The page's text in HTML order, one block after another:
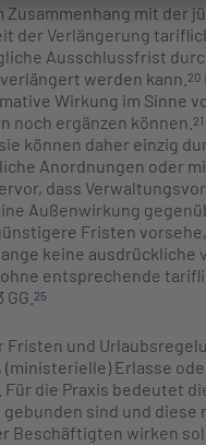
mit der
der Verlängerung
Ausschlussfrist
werden kann. 20
Wirkung im Sinne
noch ergänzen können. 21
können daher einzig
Anordnungen oder
dass
Außenwirkung
Fristen
keine ausdrückliche
entsprechende
25
und
Erlasse
die Praxis bedeutet
sind und diese
Beschäftigten wirken